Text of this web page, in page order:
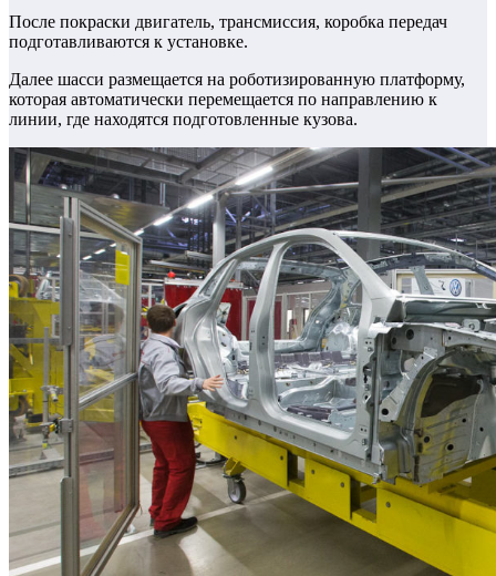
После покраски двигатель, трансмиссия, коробка передач
подготавливаются к установке.
Далее шасси размещается на роботизированную платформу,
которая автоматически перемещается по направлению к
линии, где находятся подготовленные кузова.